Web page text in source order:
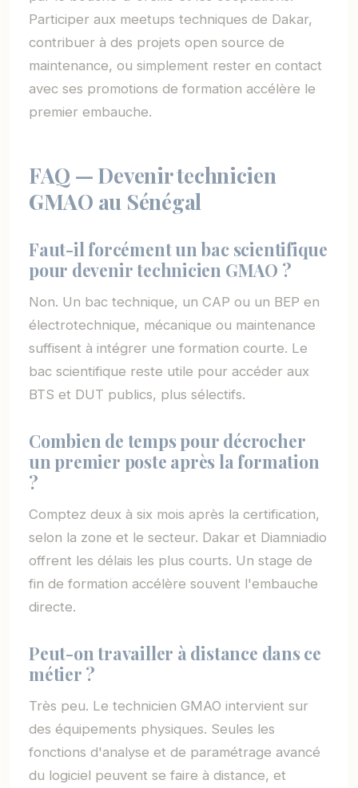
Participer aux meetups techniques de Dakar,
contribuer à des projets open source de
maintenance, ou simplement rester en contact
avec ses promotions de formation accélère le
premier embauche.
FAQ — Devenir technicien
GMAO au Sénégal
Faut-il forcément un bac scientifique
pour devenir technicien GMAO ?
Non. Un bac technique, un CAP ou un BEP en
électrotechnique, mécanique ou maintenance
suffisent à intégrer une formation courte. Le
bac scientifique reste utile pour accéder aux
BTS et DUT publics, plus sélectifs.
Combien de temps pour décrocher
un premier poste après la formation
?
Comptez deux à six mois après la certification,
selon la zone et le secteur. Dakar et Diamniadio
offrent les délais les plus courts. Un stage de
fin de formation accélère souvent l'embauche
directe.
Peut-on travailler à distance dans ce
métier ?
Très peu. Le technicien GMAO intervient sur
des équipements physiques. Seules les
fonctions d'analyse et de paramétrage avancé
du logiciel peuvent se faire à distance, et